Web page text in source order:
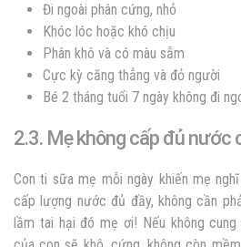
Đi ngoài phân cứng, nhỏ
Khóc lóc hoặc khó chịu
Phân khô và có màu sẫm
Cực kỳ căng thẳng và đỏ người
Bé 2 tháng tuổi 7 ngày không đi
2.3. Mẹ không cấp đủ nước
Con ti sữa mẹ mỗi ngày khiến mẹ
cấp lượng nước đủ đầy, không cần
lầm tai hại đó mẹ ơi! Nếu không